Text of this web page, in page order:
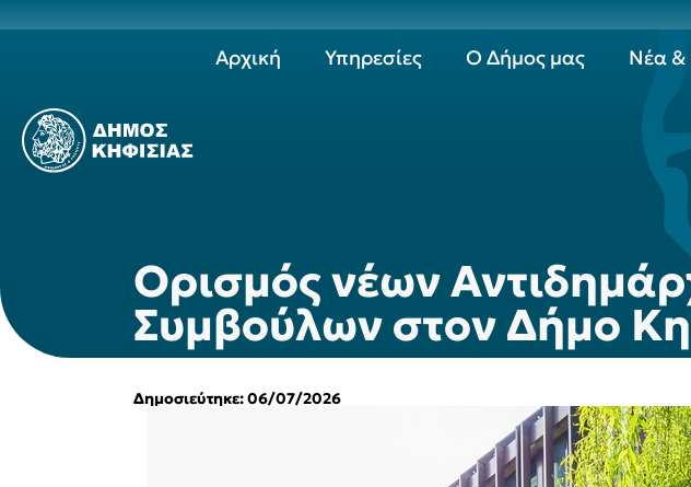
Αρχική Υπηρεσίες Ο Δήμος μας Νέα &
Ορισμός νέων
Συμβούλων στον Δήμο
Δημοσιεύτηκε: 06/07/2026